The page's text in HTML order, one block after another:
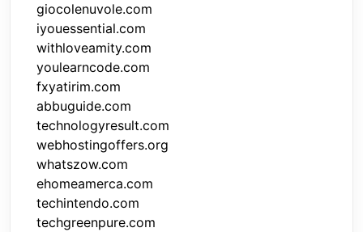
giocolenuvole.com
iyouessential.com
withloveamity.com
youlearncode.com
fxyatirim.com
abbuguide.com
technologyresult.com
webhostingoffers.org
whatszow.com
ehomeamerca.com
techintendo.com
techgreenpure.com